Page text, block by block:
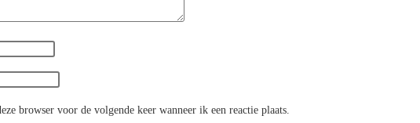
browser voor de volgende keer wanneer ik een reactie plaats.